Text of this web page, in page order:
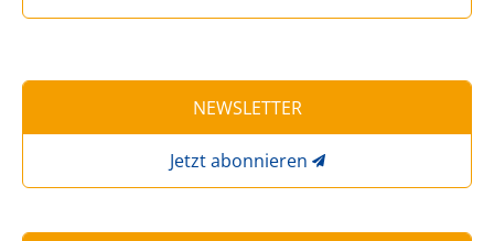
NEWSLETTER
Jetzt abonnieren